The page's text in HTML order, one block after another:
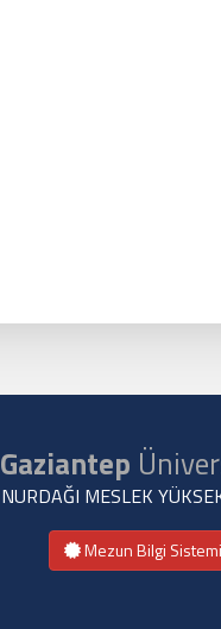
Gaziantep
NURDAĞI MESLEK
Mezun Bilgi Sistemi